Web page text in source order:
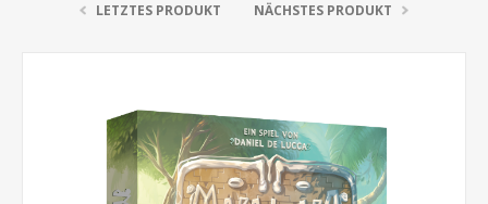
LETZTES PRODUKT NÄCHSTES PRODUKT